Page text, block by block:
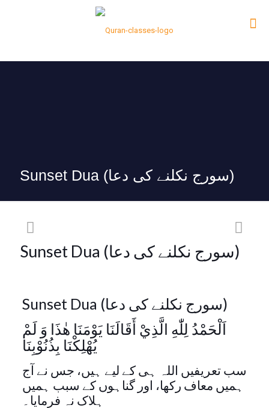
Sunset Dua (سورج نکلنے کی دعا)
Sunset Dua (سورج نکلنے کی دعا)
Sunset Dua (سورج نکلنے کی دعا)
اَلْحَمْدُ لِلّٰهِ الَّذِيْ أَقَالَنَا يَوْمَنَا هٰذَا وَ لَمْ
يُهْلِكْنَا بِذُنُوْبِنَا
سب تعریفیں اللہ ہی کے لیے ہیں، جس نے آج
ہمیں معاف رکھا، اور گناہوں کے سبب ہمیں
ہلاک نہ فرمایا۔